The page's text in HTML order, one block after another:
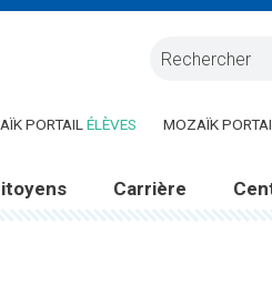
OUVRE DANS UNE NOUVELLE FENÊTRE)
PORTAILÉLÈVES (CE LIEN OUVRE
MOZAÏK
Carrière